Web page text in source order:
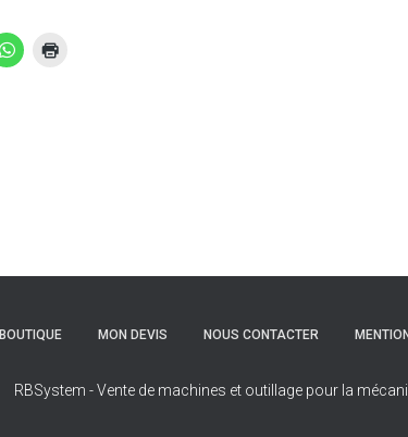
BOUTIQUE MON DEVIS NOUS CONTACTER
RBSystem - Vente de machines et outillage pour la